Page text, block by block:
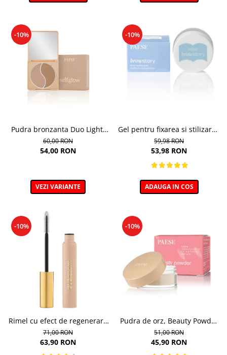
-10%
Pudra bronzanta Duo Light,
Selfglow, nuanta Light - 6,5g
60,00 RON
54,00 RON
VEZI VARIANTE
-10%
Gel pentru fixarea si stilizarea
sprancenelor, Soap Browstory
- 8g
59,98 RON
53,98 RON
ADAUGA IN COS
-10%
Rimel cu efect de regenerare
a genelor, Eyegasm Mascara -
8ml
71,00 RON
63,90 RON
-10%
Pudra de orz, Beauty Powder
Barley - 10g
51,00 RON
45,90 RON